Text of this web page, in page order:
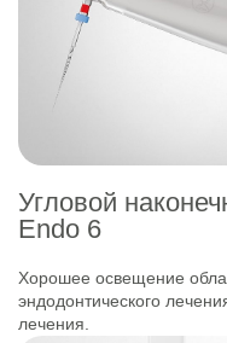
Угловой
Endo 6
Хорошее освещение
эндодонтического
лечения.